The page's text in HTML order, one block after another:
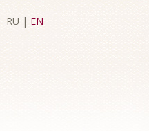
RU | EN